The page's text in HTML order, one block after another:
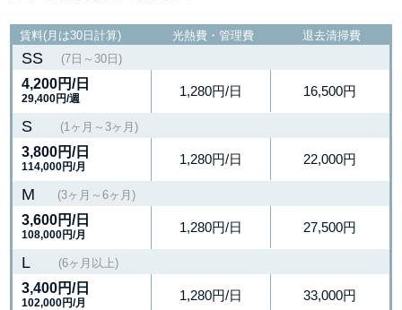
賃料(月は30日計算) 光熱費・管理費 退去清掃費
SS (7日～30日)
4,200円/日
29,400円/週 1,280円/日 16,500円
S (1ヶ月～3ヶ月)
3,800円/日
114,000円/月 1,280円/日 22,000円
M (3ヶ月～6ヶ月)
3,600円/日
108,000円/月 1,280円/日 27,500円
L (6ヶ月以上)
3,400円/日
102,000円/月 1,280円/日 33,000円